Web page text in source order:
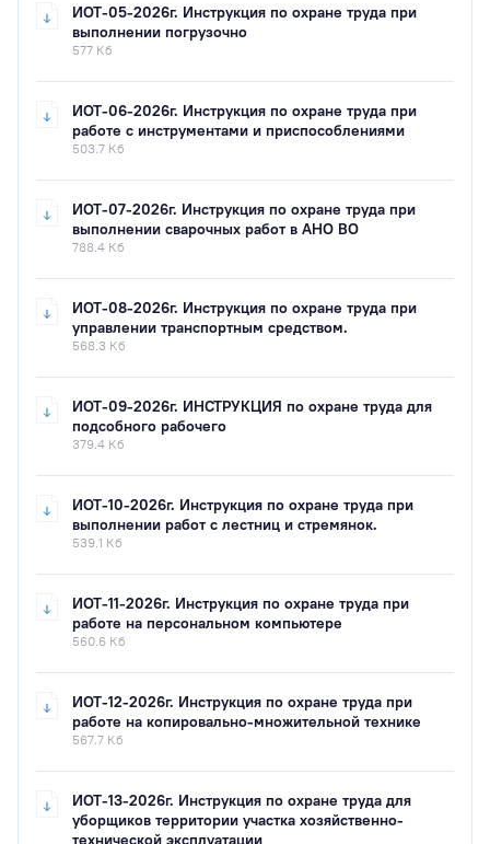
ИОТ-05-2026г. Инструкция по охране труда при
выполнении погрузочно
577 Кб
ИОТ-06-2026г. Инструкция по охране труда при
работе с инструментами и приспособлениями
503.7 Кб
ИОТ-07-2026г. Инструкция по охране труда при
выполнении сварочных работ в АНО ВО
788.4 Кб
ИОТ-08-2026г. Инструкция по охране труда при
управлении транспортным средством.
568.3 Кб
ИОТ-09-2026г. ИНСТРУКЦИЯ по охране труда для
подсобного рабочего
379.4 Кб
ИОТ-10-2026г. Инструкция по охране труда при
выполнении работ с лестниц и стремянок.
539.1 Кб
ИОТ-11-2026г. Инструкция по охране труда при
работе на персональном компьютере
560.6 Кб
ИОТ-12-2026г. Инструкция по охране труда при
работе на копировально-множительной технике
567.7 Кб
ИОТ-13-2026г. Инструкция по охране труда для
уборщиков территории участка хозяйственно-
технической эксплуатации